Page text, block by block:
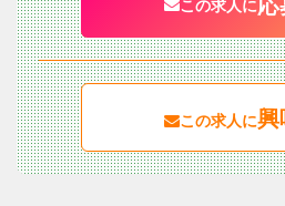
この求人に
この求人に